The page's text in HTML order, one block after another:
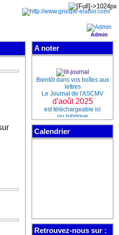
Admin
A noter
Bientôt dans vos boîtes aux
lettres
Le Journal de l'ASCMV
d'août 2025
est téléchargeable ici
ou rubrique
Téléchargements
Calendrier
Retrouvez-nous sur :